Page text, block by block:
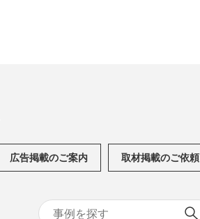
広告掲載のご案内 取材掲載のご依頼